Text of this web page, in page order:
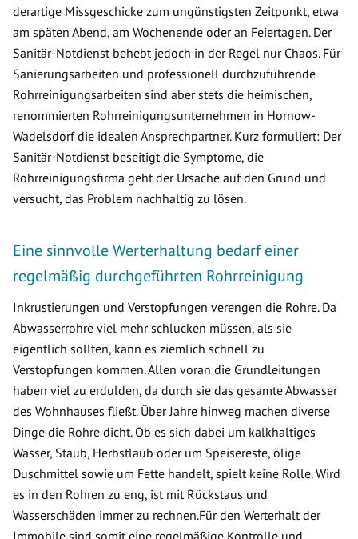
derartige Missgeschicke zum ungünstigsten Zeitpunkt, etwa
am späten Abend, am Wochenende oder an Feiertagen. Der
Sanitär-Notdienst behebt jedoch in der Regel nur Chaos. Für
Sanierungsarbeiten und professionell durchzuführende
Rohrreinigungsarbeiten sind aber stets die heimischen,
renommierten Rohrreinigungsunternehmen in Hornow-
Wadelsdorf die idealen Ansprechpartner. Kurz formuliert: Der
Sanitär-Notdienst beseitigt die Symptome, die
Rohrreinigungsfirma geht der Ursache auf den Grund und
versucht, das Problem nachhaltig zu lösen.
Eine sinnvolle Werterhaltung bedarf einer
regelmäßig durchgeführten Rohrreinigung
Inkrustierungen und Verstopfungen verengen die Rohre. Da
Abwasserrohre viel mehr schlucken müssen, als sie
eigentlich sollten, kann es ziemlich schnell zu
Verstopfungen kommen. Allen voran die Grundleitungen
haben viel zu erdulden, da durch sie das gesamte Abwasser
des Wohnhauses fließt. Über Jahre hinweg machen diverse
Dinge die Rohre dicht. Ob es sich dabei um kalkhaltiges
Wasser, Staub, Herbstlaub oder um Speisereste, ölige
Duschmittel sowie um Fette handelt, spielt keine Rolle. Wird
es in den Rohren zu eng, ist mit Rückstaus und
Wasserschäden immer zu rechnen.Für den Werterhalt der